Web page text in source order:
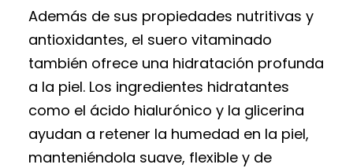
Además de sus propiedades nutritivas y
antioxidantes, el suero vitaminado
también ofrece una hidratación profunda
a la piel. Los ingredientes hidratantes
como el ácido hialurónico y la glicerina
ayudan a retener la humedad en la piel,
manteniéndola suave, flexible y de